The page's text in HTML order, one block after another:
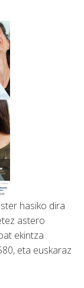
hasiko dira
astero
ekintza
eta euskaraz